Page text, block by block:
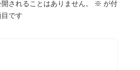
されることはありません。 ※ が付
です